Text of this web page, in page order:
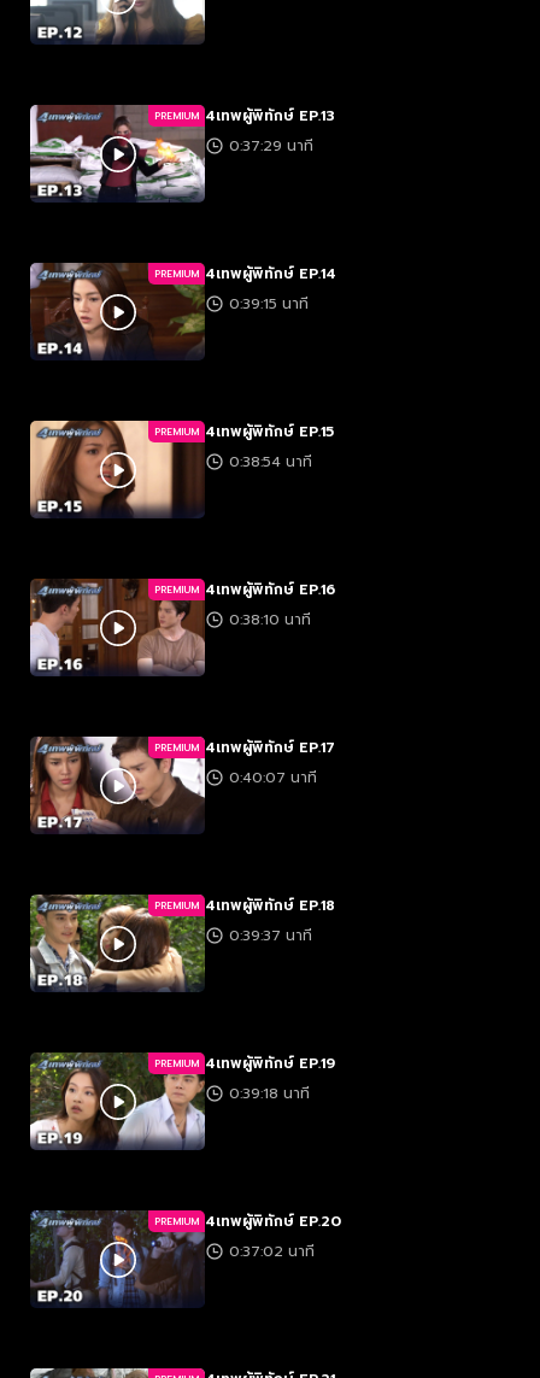
PREMIUM 4เทพผู้พิทักษ์ EP.13
0:37:29 นาที
PREMIUM 4เทพผู้พิทักษ์ EP.14
0:39:15 นาที
PREMIUM 4เทพผู้พิทักษ์ EP.15
0:38:54 นาที
PREMIUM 4เทพผู้พิทักษ์ EP.16
0:38:10 นาที
PREMIUM 4เทพผู้พิทักษ์ EP.17
0:40:07 นาที
PREMIUM 4เทพผู้พิทักษ์ EP.18
0:39:37 นาที
PREMIUM 4เทพผู้พิทักษ์ EP.19
0:39:18 นาที
PREMIUM 4เทพผู้พิทักษ์ EP.20
0:37:02 นาที